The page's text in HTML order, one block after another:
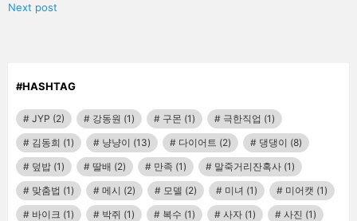
Next post
#HASHTAG
JYP (2) 강동원 (1) 구몬 (1) 극한직업 (1)
김동희 (1) 냥냥이 (13) 다이어트 (2) 댕댕이 (8)
덮밥 (1) 딸배 (2) 만족 (1) 말죽거리잔혹사 (1)
맞춤법 (1) 메시 (2) 모델 (2) 미녀 (1) 미어캣 (1)
바이크 (1) 박쥐 (1) 복수 (1) 사자 (1) 사진 (1)